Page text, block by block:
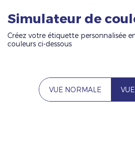
Simulateur de
Créez votre étiquette personnalisée
couleurs ci-dessous
VUE NORMALE